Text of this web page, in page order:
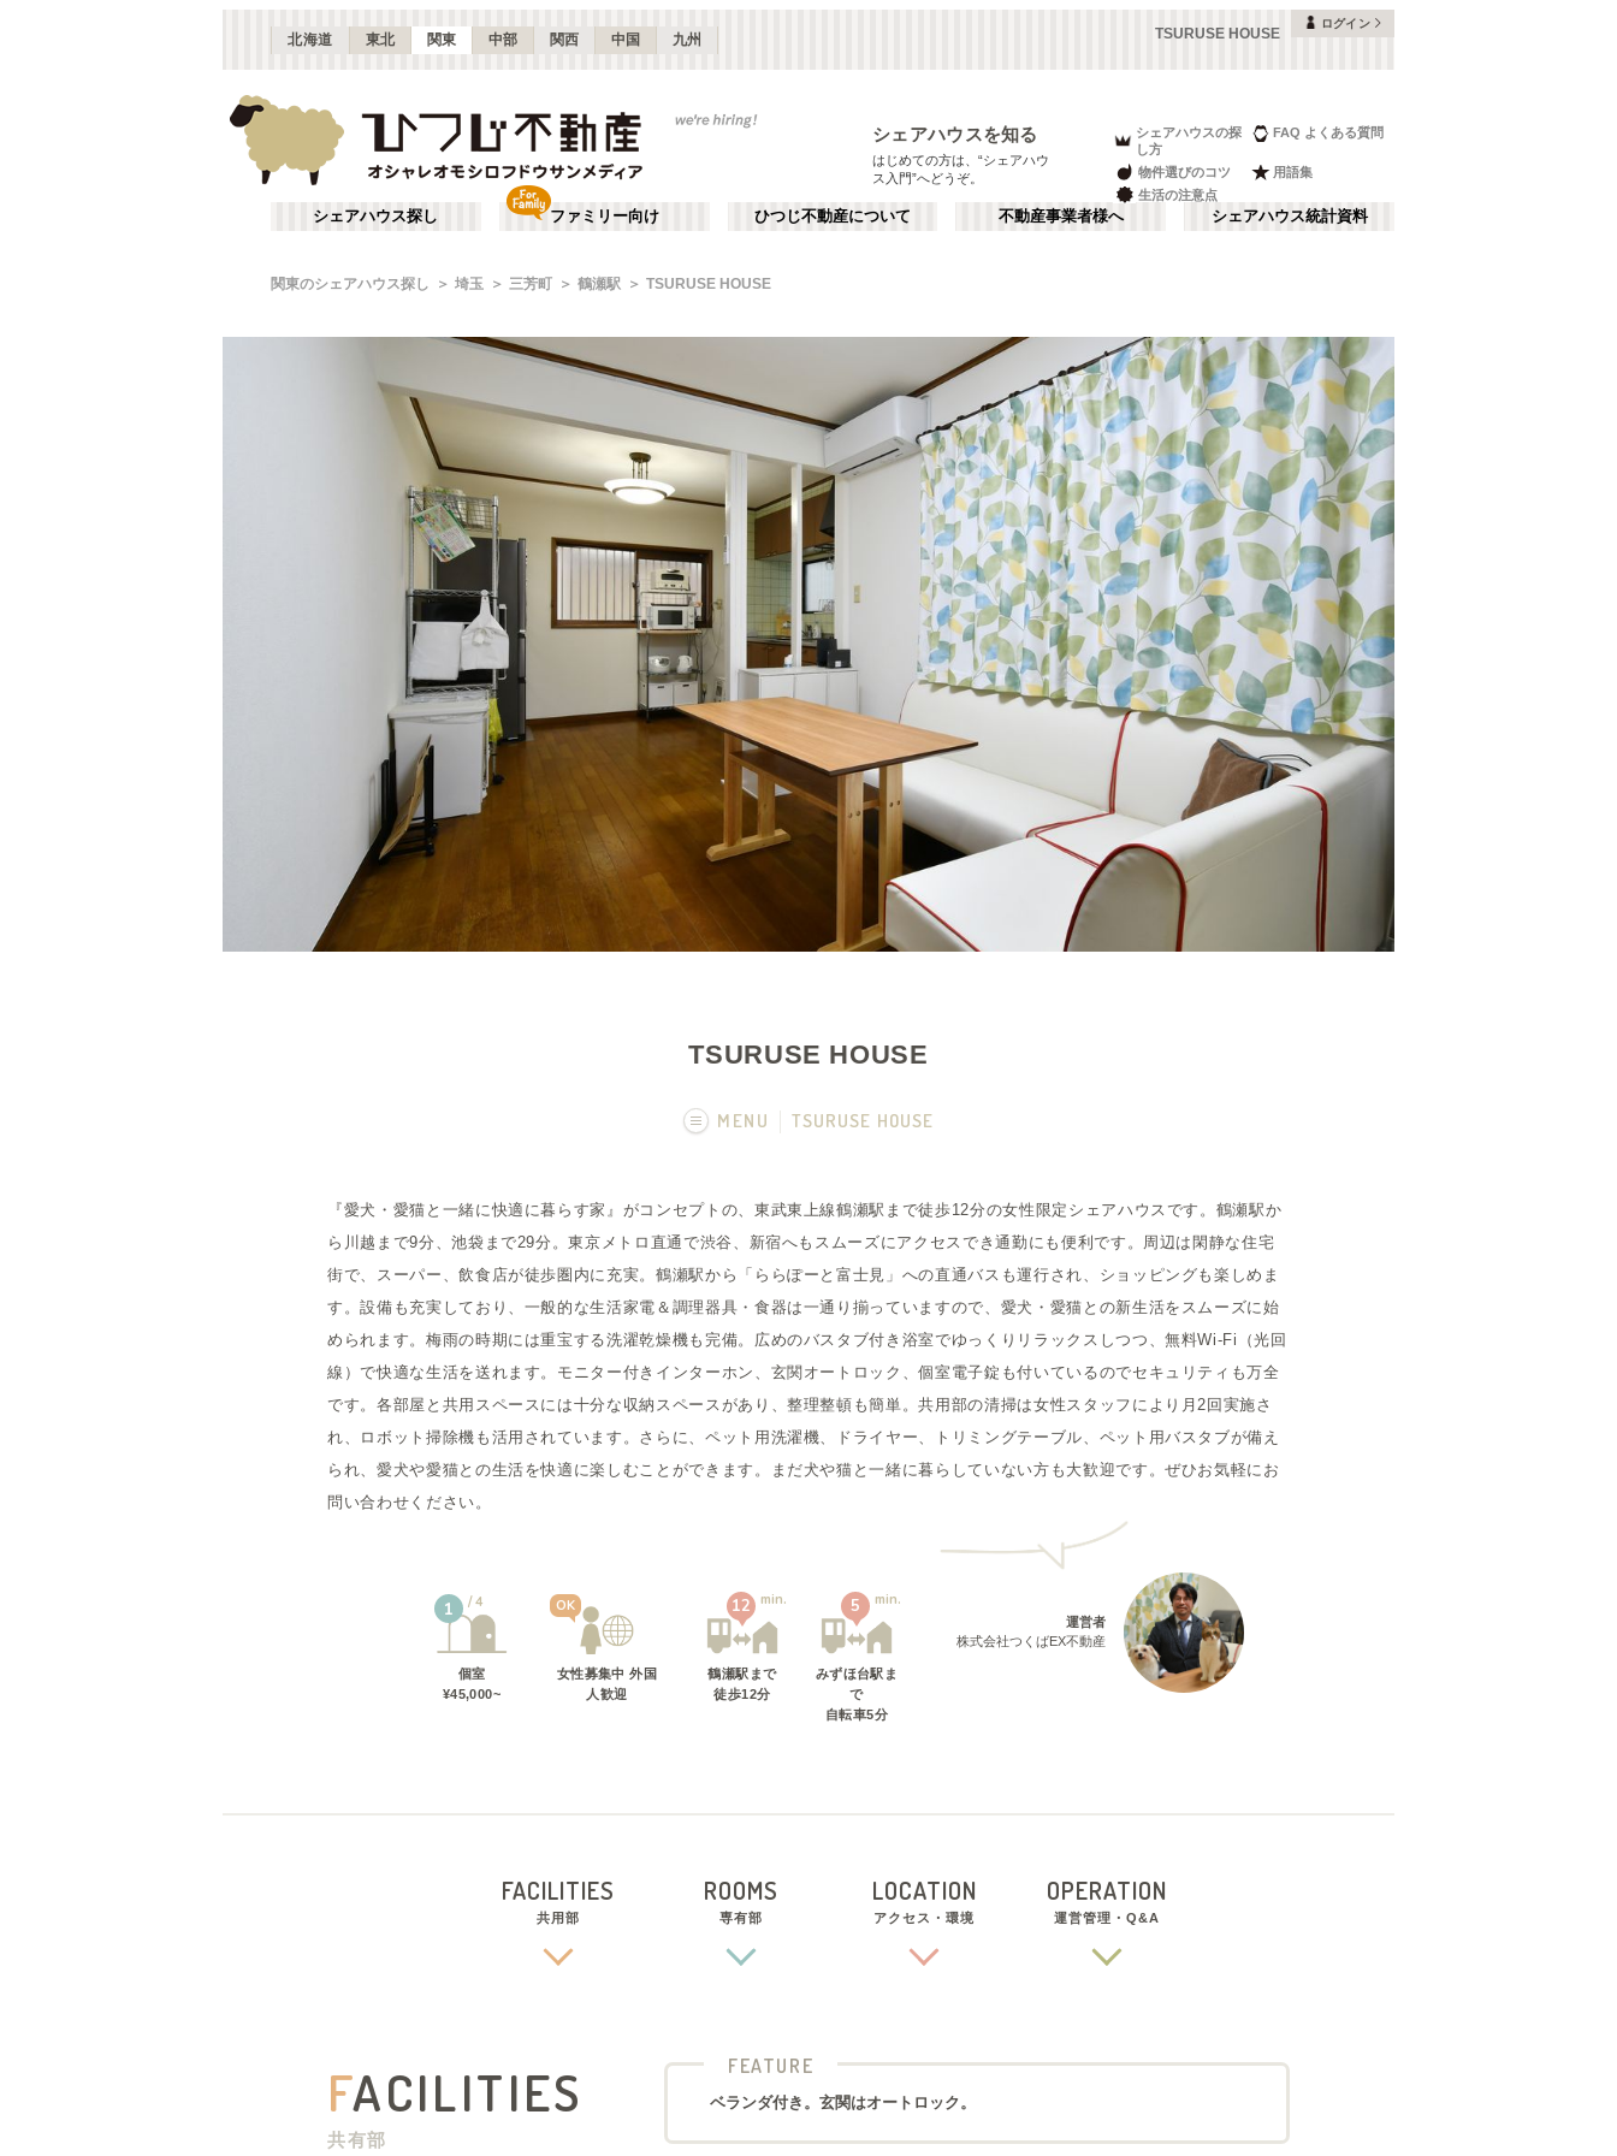
北海道 東北 関東 中部 関西 中国 九州 TSURUSE HOUSE
ログイン
シェアハウスを知る
はじめての方は、“シェアハウ
ス入門”へどうぞ。
シェアハウスの探
し方
FAQ よくある質問
物件選びのコツ
用語集
生活の注意点
シェアハウス探し ファミリー向け ひつじ不動産について 不動産事業者様へ シェアハウス統計資料
関東のシェアハウス探し 埼玉 三芳町 鶴瀬駅 TSURUSE HOUSE
TSURUSE HOUSE
MENU TSURUSE HOUSE
運営者
『愛犬・愛猫と一緒に快適に暮らす家』がコンセプトの、東武東上線鶴瀬駅まで徒歩12分の女性限定シェアハウスです。鶴瀬駅か
ら川越まで9分、池袋まで29分。東京メトロ直通で渋谷、新宿へもスムーズにアクセスでき通勤にも便利です。周辺は閑静な住宅
街で、スーパー、飲食店が徒歩圏内に充実。鶴瀬駅から「ららぽーと富士見」への直通バスも運行され、ショッピングも楽しめま
す。設備も充実しており、一般的な生活家電＆調理器具・食器は一通り揃っていますので、愛犬・愛猫との新生活をスムーズに始
められます。梅雨の時期には重宝する洗濯乾燥機も完備。広めのバスタブ付き浴室でゆっくりリラックスしつつ、無料Wi-Fi（光回
線）で快適な生活を送れます。モニター付きインターホン、玄関オートロック、個室電子錠も付いているのでセキュリティも万全
です。各部屋と共用スペースには十分な収納スペースがあり、整理整頓も簡単。共用部の清掃は女性スタッフにより月2回実施さ
れ、ロボット掃除機も活用されています。さらに、ペット用洗濯機、ドライヤー、トリミングテーブル、ペット用バスタブが備え
られ、愛犬や愛猫との生活を快適に楽しむことができます。まだ犬や猫と一緒に暮らしていない方も大歓迎です。ぜひお気軽にお
問い合わせください。
1 4
個室
¥45,000~
OK
女性募集中 外国
人歓迎
12 min.
鶴瀬駅 まで
徒歩12分
5 min.
みずほ台駅 ま
で
自転車5分
運営者
株式会社つくばEX不動産
FACILITIES
共用部
ROOMS
専有部
LOCATION
アクセス・環境
OPERATION
運営管理・Q&A
FACILITIES
共有部
FEATURE
ベランダ付き。玄関はオートロック。